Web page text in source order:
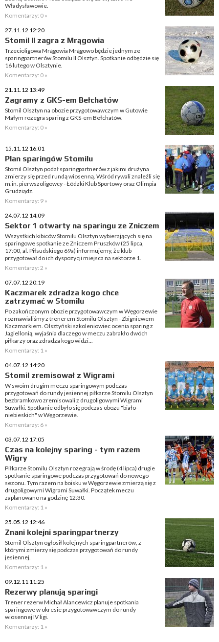
Władysławowie.
Komentarzy: 0 »
27.11.12 12:20
Stomil II zagra z Mrągowia
Trzecioligowa Mrągowia Mrągowo będzie jednym ze
sparingpartnerów Stomilu II Olsztyn. Spotkanie odbędzie się
16 lutego w Olsztynie.
Komentarzy: 0 »
21.11.12 13:49
Zagramy z GKS-em Bełchatów
Stomil Olsztyn na obozie przygotowawczym w Gutowie
Małym rozegra sparing z GKS-em Bełchatów.
Komentarzy: 0 »
15.11.12 16:01
Plan sparingów Stomilu
Stomil Olsztyn podał sparingpartnerów z jakimi drużyna
zmierzy się przed rundą wiosenną. Wśród rywali znaleźli się
m.in. pierwszoligowcy - Łódzki Klub Sportowy oraz Olimpia
Grudziądz.
Komentarzy: 9 »
24.07.12 14:09
Sektor 1 otwarty na sparingu ze Zniczem
Wszystkich kibiców Stomilu Olsztyn wybierających się na
sparingowe spotkanie ze Zniczem Pruszków (25 lipca,
17:00, al. Piłsudskiego 69a) informujemy, że klub
przygotował do ich dyspozycji miejsca na sektorze 1.
Komentarzy: 2 »
07.07.12 20:19
Kaczmarek zdradza kogo chce
zatrzymać w Stomilu
Po zakończonym obozie przygotowawczym w Węgorzewie
rozmawialiśmy z trenerem Stomilu Olsztyn - Zbigniewem
Kaczmarkiem. Olsztyński szkoleniowiec ocenia sparing z
Jagiellonią, wyjaśnia dlaczego w meczu zabrakło dwóch
piłkarzy oraz zdradza kogo widzi...
Komentarzy: 1 »
04.07.12 14:20
Stomil zremisował z Wigrami
W swoim drugim meczu sparingowym podczas
przygotowań do rundy jesiennej piłkarze Stomilu Olsztyn
bezbramkowo zremisowali z drugoligowymi Wigrami
Suwałki. Spotkanie odbyło się podczas obozu "biało-
niebieskich" w Węgorzewie.
Komentarzy: 6 »
03.07.12 17:05
Czas na kolejny sparing - tym razem
Wigry
Piłkarze Stomilu Olsztyn rozegrają w środę (4 lipca) drugie
spotkanie sparingowe podczas przygotowań do nowego
sezonu. Tym razem na boisku w Węgorzewie zmierzą się z
drugoligowymi Wigrami Suwałki. Początek meczu
zaplanowano na godzinę 12:30.
Komentarzy: 1 »
25.05.12 12:46
Znani kolejni sparingpartnerzy
Stomil Olsztyn ogłosił kolejnych sparingpartnerów, z
którymi zmierzy się podczas przygotowań do rundy
jesiennej.
Komentarzy: 1 »
09.12.11 11:25
Rezerwy planują sparingi
Trener rezerw Michał Alancewicz planuje spotkania
sparingowe w okresie przygotowawczym do rundy
wiosennej IV ligi.
Komentarzy: 1 »